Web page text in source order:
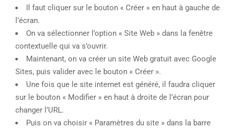
Il faut cliquer sur le bouton « Créer » en haut à gauche de
l’écran.
On va sélectionner l’option « Site Web » dans la fenêtre
contextuelle qui va s’ouvrir.
Maintenant, on va créer un site Web gratuit avec Google
Sites, puis valider avec le bouton « Créer ».
Une fois que le site internet est généré, il faudra cliquer
sur le bouton « Modifier » en haut à droite de l’écran pour
changer l’URL.
Puis on va choisir « Paramètres du site » dans la barre